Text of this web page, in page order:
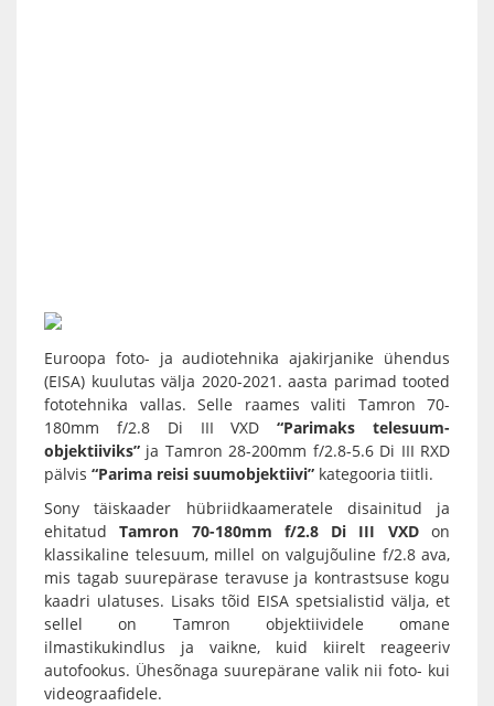
Euroopa foto- ja audiotehnika ajakirjanike ühendus
(EISA) kuulutas välja 2020-2021. aasta parimad tooted
fototehnika vallas. Selle raames valiti Tamron 70-
180mm f/2.8 Di III VXD
“Parimaks telesuum-
objektiiviks” ja Tamron 28-200mm f/2.8-5.6 Di III RXD
pälvis “Parima reisi suumobjektiivi” kategooria tiitli.
Sony täiskaader hübriidkaameratele disainitud ja
ehitatudTamron 70-180mm f/2.8 Di III VXDon
klassikaline telesuum, millel on valgujõuline f/2.8 ava,
mis tagab suurepärase teravuse ja kontrastsuse kogu
kaadri ulatuses. Lisaks tõid EISA spetsialistid välja, et
sellel on Tamron objektiividele omane
ilmastikukindlus ja vaikne, kuid kiirelt reageeriv
autofookus. Ühesõnaga suurepärane valik nii foto- kui
videograafidele.